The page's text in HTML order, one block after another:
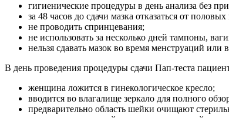
гигиенические процедуры в день анализа без
за 48 часов до сдачи мазка отказаться от половых
не проводить спринцевания;
не использовать за несколько дней тампоны,
нельзя сдавать мазок во время менструаций
В день проведения процедуры сдачи Пап-теста
женщина ложится в гинекологическое кресло;
вводится во влагалище зеркало для полного
предварительно область шейки очищают